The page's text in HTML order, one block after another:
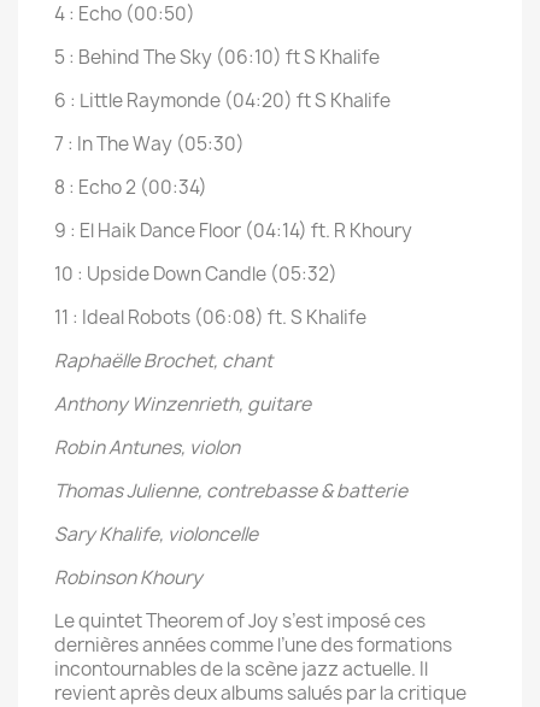
4 : Echo (00:50)
5 : Behind The Sky (06:10) ft S Khalife
6 : Little Raymonde (04:20) ft S Khalife
7 : In The Way (05:30)
8 : Echo 2 (00:34)
9 : El Haik Dance Floor (04:14) ft. R Khoury
10 : Upside Down Candle (05:32)
11 : Ideal Robots (06:08) ft. S Khalife
Raphaëlle Brochet, chant
Anthony Winzenrieth, guitare
Robin Antunes, violon
Thomas Julienne, contrebasse & batterie
Sary Khalife, violoncelle
Robinson Khoury
Le quintet Theorem of Joy s’est imposé ces
dernières années comme l’une des formations
incontournables de la scène jazz actuelle. Il
revient après deux albums salués par la critique